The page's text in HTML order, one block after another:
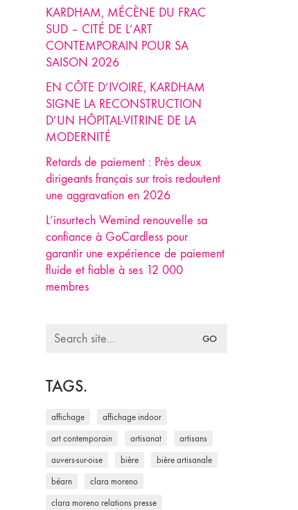
KARDHAM, MÉCÈNE DU FRAC
SUD – CITÉ DE L’ART
CONTEMPORAIN POUR SA
SAISON 2026
EN CÔTE D’IVOIRE, KARDHAM
SIGNE LA RECONSTRUCTION
D’UN HÔPITAL-VITRINE DE LA
MODERNITÉ
Retards de paiement : Près deux
dirigeants français sur trois redoutent
une aggravation en 2026
L’insurtech Wemind renouvelle sa
confiance à GoCardless pour
garantir une expérience de paiement
fluide et fiable à ses 12 000
membres
Search
TAGS.
affichage affichage indoor
art contemporain artisanat artisans
auvers-sur-oise bière bière artisanale
béarn clara moreno
clara moreno relations presse